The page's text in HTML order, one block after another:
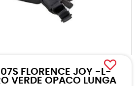
FLORENCE JOY -L-
VERDE OPACO LUNGA